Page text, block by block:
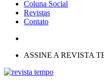
Coluna Social
Revistas
Contato
ASSINE A REVISTA